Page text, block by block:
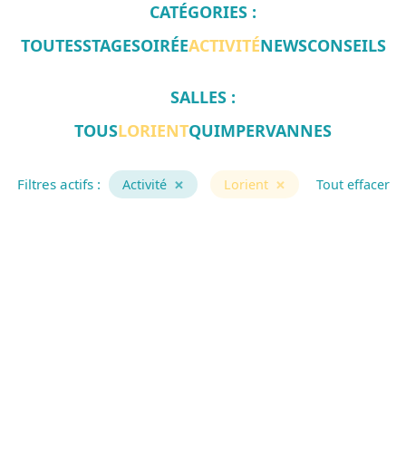
CATÉGORIES :
TOUTESSTAGESOIRÉEACTIVITÉNEWSCONSEILS
SALLES :
TOUSLORIENTQUIMPERVANNES
Filtres actifs : Activité × Lorient × Tout effacer